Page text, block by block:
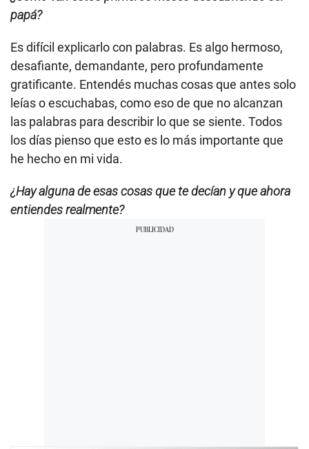
papá?
Es difícil explicarlo con palabras. Es algo hermoso,
desafiante, demandante, pero profundamente
gratificante. Entendés muchas cosas que antes solo
leías o escuchabas, como eso de que no alcanzan
las palabras para describir lo que se siente. Todos
los días pienso que esto es lo más importante que
he hecho en mi vida.
¿Hay alguna de esas cosas que te decían y que ahora
entiendes realmente?